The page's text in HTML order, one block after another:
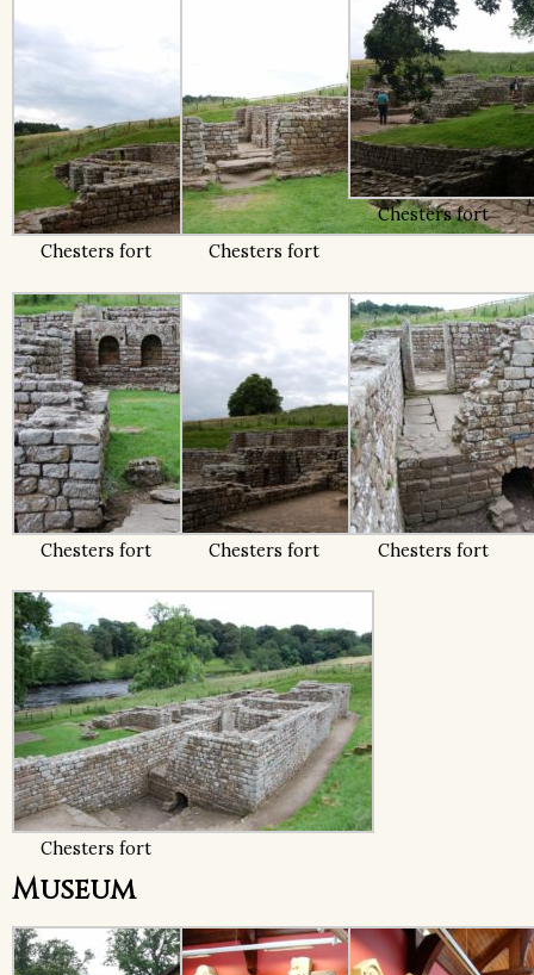
Chesters fort Chesters fort
Chesters fort
Chesters fort Chesters fort Chesters fort
Chesters fort
Museum